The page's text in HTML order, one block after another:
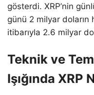
gösterdi. XRP’nin
günü 2 milyar
itibarıyla 2.6 milyar
Teknik ve
Işığında XRP